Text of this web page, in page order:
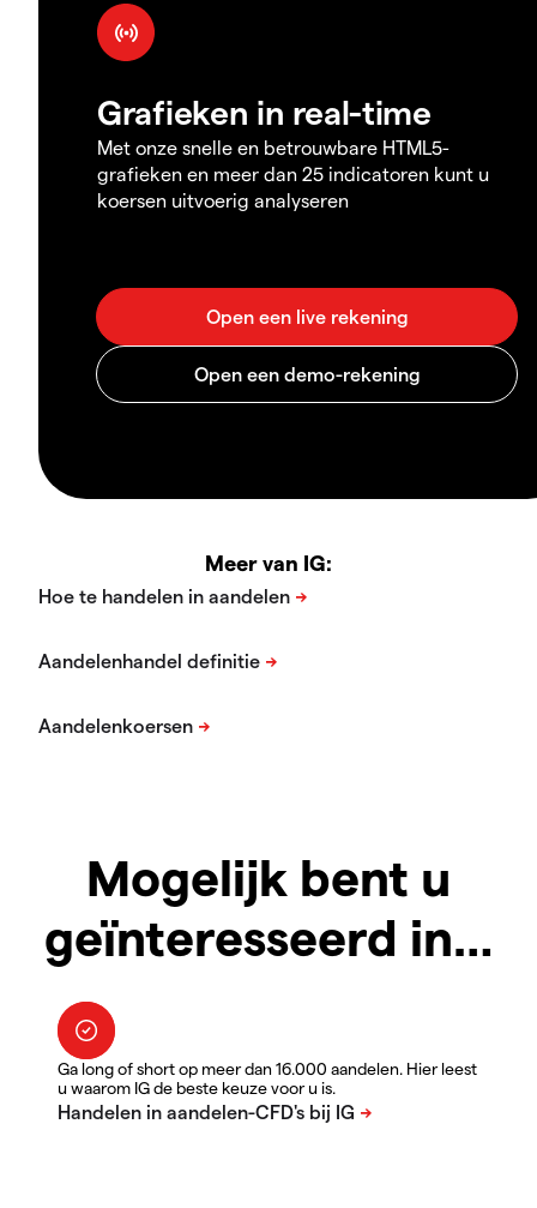
Grafieken in real-time
Met onze snelle en betrouwbare HTML5-
grafieken en meer dan 25 indicatoren kunt u
koersen uitvoerig analyseren
Meer van IG:
Mogelijk bent u
geïnteresseerd in…
Ga long of short op meer dan 16.000 aandelen. Hier leest
u waarom IG de beste keuze voor u is.